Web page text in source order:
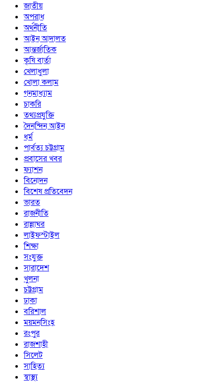
জাতীয়
অপরাধ
অর্থনীতি
আইন আদালত
আন্তর্জাতিক
কৃষি বার্তা
খেলাধুলা
খোলা কলাম
গনমাধ্যাম
চাকরি
তথ্যপ্রযুক্তি
দৈনন্দিন আইন
ধর্ম
পার্বত্য চট্টগ্রাম
প্রবাসের খবর
ফ্যাশন
বিনোদন
বিশেষ প্রতিবেদন
ভারত
রাজনীতি
রান্নাঘর
লাইফস্টাইল
শিক্ষা
সংযুক্ত
সারাদেশ
খুলনা
চট্টগ্রাম
ঢাকা
বরিশাল
ময়মনসিংহ
রংপুর
রাজশাহী
সিলেট
সাহিত্য
স্বাস্থ্য